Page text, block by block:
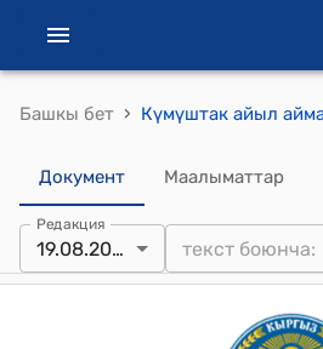
Башкы бет ›
Документ Маалыматтар
Редакция
19.08.2024